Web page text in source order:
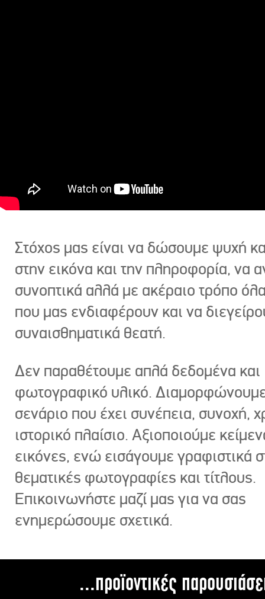
Στόχος μας είναι να δώσουμε ψυχή
στην εικόνα και την πληροφορία, να
συνοπτικά αλλά με ακέραιο τρόπο
που μας ενδιαφέρουν και να
συναισθηματικά θεατή.
Δεν παραθέτουμε απλά δεδομένα και
φωτογραφικό υλικό.
σενάριο που έχει συνέπεια, συνοχή,
ιστορικό πλαίσιο. Αξιοποιούμε
εικόνες, ενώ εισάγουμε γραφιστικά
θεματικές φωτογραφίες και τίτλους.
Επικοινωνήστε μαζί μας για να σας
ενημερώσουμε σχετικά.
...προϊοντικές